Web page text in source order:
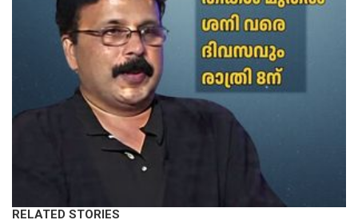
RELATED STORIES